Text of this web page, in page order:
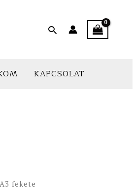
Search
KAPCSOLAT
fekete